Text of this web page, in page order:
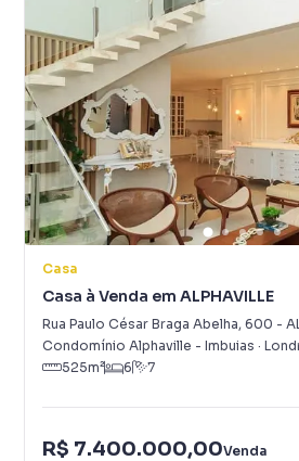
Casa
Casa à Venda em ALPHAVILLE
Rua Paulo César Braga Abelha, 600 -
Condomínio Alphaville - Imbuias ·
525m² 6 7
R$ 7.400.000,00Venda